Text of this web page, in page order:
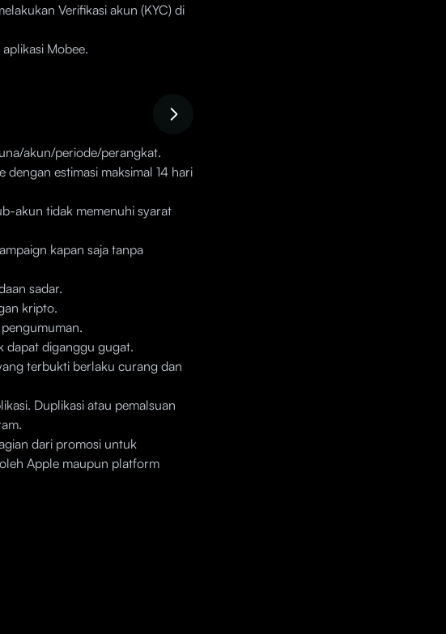
Verifikasi akun (KYC) di
Mobee.
akun/periode/perangkat.
estimasi maksimal 14 hari
akun tidak memenuhi syarat
kapan saja tanpa
sadar.
kripto.
dapat diganggu gugat.
terbukti berlaku curang dan
Duplikasi atau pemalsuan
dari promosi untuk
Apple maupun platform